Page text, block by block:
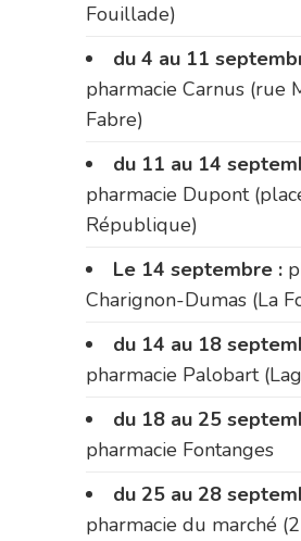
Fouillade)
du 4 au 11
pharmacie Carnus (rue
Fabre)
du 11 au 14
pharmacie Dupont
République)
Le 14 septembre :
Charignon-Dumas (La
du 14 au 18
pharmacie Palobart
du 18 au 25
pharmacie Fontanges
du 25 au 28
pharmacie du marché